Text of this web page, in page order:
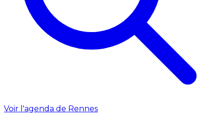
Voir l'agenda de Rennes